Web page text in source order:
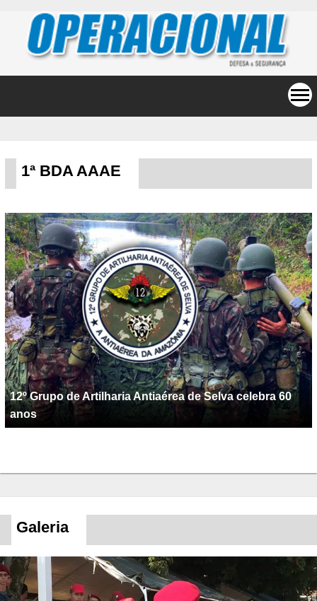
1ª BDA AAAE
12º Grupo de Artilharia Antiaérea de Selva celebra 60
anos
Galeria